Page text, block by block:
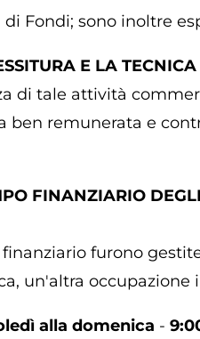
Fondi; sono inoltre
E LA
di tale attività
ben remunerata e
FINANZIARIO
furono
un'altra occupazione
alla domenica -